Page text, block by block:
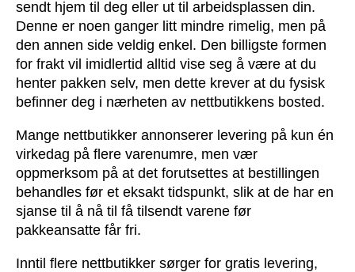
sendt hjem til deg eller ut til arbeidsplassen din.
Denne er noen ganger litt mindre rimelig, men på
den annen side veldig enkel. Den billigste formen
for frakt vil imidlertid alltid vise seg å være at du
henter pakken selv, men dette krever at du fysisk
befinner deg i nærheten av nettbutikkens bosted.
Mange nettbutikker annonserer levering på kun én
virkedag på flere varenumre, men vær
oppmerksom på at det forutsettes at bestillingen
behandles før et eksakt tidspunkt, slik at de har en
sjanse til å nå til få tilsendt varene før
pakkeansatte får fri.
Inntil flere nettbutikker sørger for gratis levering,